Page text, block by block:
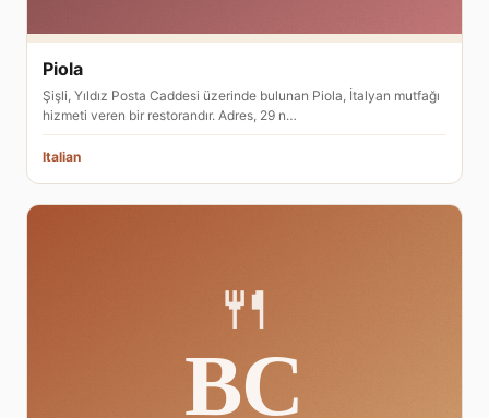
Piola
Şişli, Yıldız Posta Caddesi üzerinde bulunan Piola, İtalyan mutfağı
hizmeti veren bir restorandır. Adres, 29 n…
Italian